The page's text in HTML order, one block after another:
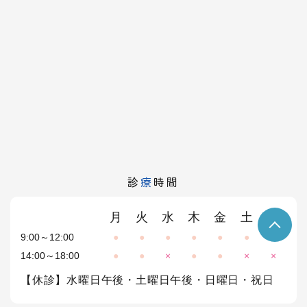
診 療 時間
月 火 水 木 金 土
9:00～12:00 ● ● ● ● ● ●
14:00～18:00
● ● × ● ● × ×
【休診】水曜日午後・土曜日午後・日曜日・祝日